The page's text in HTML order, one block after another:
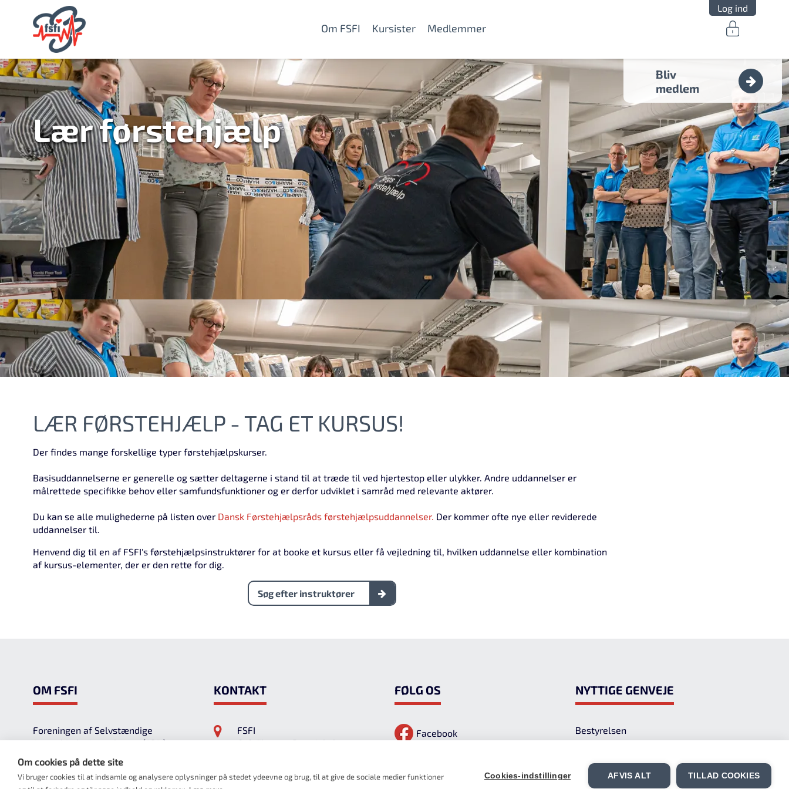
Om FSFI Kursister Medlemmer
Log ind
Lær førstehjælp
Bliv
medlem
LÆR FØRSTEHJÆLP - TAG ET KURSUS!
Der findes mange forskellige typer førstehjælpskurser.
Basisuddannelserne er generelle og sætter deltagerne i stand til at træde til ved hjertestop eller ulykker. Andre uddannelser er
målrettede specifikke behov eller samfundsfunktioner og er derfor udviklet i samråd med relevante aktører.
Du kan se alle mulighederne på listen over Dansk Førstehjælpsråds førstehjælpsuddannelser. Der kommer ofte nye eller reviderede
uddannelser til.
Henvend dig til en af FSFI's førstehjælpsinstruktører for at booke et kursus eller få vejledning til, hvilken uddannelse eller kombination
af kursus-elementer, der er den rette for dig.
Søg efter instruktører
Om FSFI
Foreningen af Selvstændige
Førstehjælpsinstruktører (FSFI)
er en national forening for
instruktører i førstehjælp, som ønsker
at udbyde førstehjælpskurser
Kontakt
FSFI
C/O Thomas Borg Jakobsen
Følg os
Facebook
Nyttige genveje
Bestyrelsen
Medlemsforsikring
Uddannelsesplaner
Om cookies på dette site
Vi bruger cookies til at indsamle og analysere oplysninger på stedet ydeevne og brug, til at give de sociale medier funktioner
Cookies-indstillinger AFVIS ALT TILLAD COOKIES